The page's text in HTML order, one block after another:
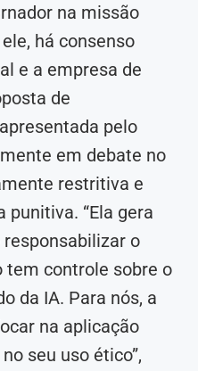
na missão
há consenso
e a empresa de
de
pelo
em debate no
restritiva e
punitiva. “Ela gera
o
tem controle sobre o
da IA. Para nós, a
na aplicação
seu uso ético”,